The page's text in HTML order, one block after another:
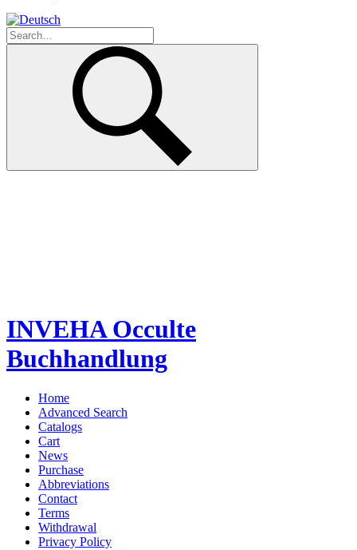
INVEHA Occulte
Buchhandlung
Home
Advanced Search
Catalogs
Cart
News
Purchase
Abbreviations
Contact
Terms
Withdrawal
Privacy Policy